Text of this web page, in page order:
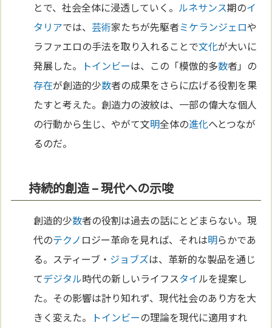
とで、社会全体に浸透していく。 ルネサンス期のイ
タリアでは、芸術家たちが先駆者ミケランジェロや
ラファエロの手法を取り入れることで文化が大いに
発展した。
トインビーは、この「模倣的多数者」の
存在が創造的少数者の成果をさらに広げる役割を果
たすと考えた。創造力の波紋は、一部の偉大な個人
の行動から生じ、やがて文明全体の進化へとつなが
るのだ。
持続的創造 – 現代への示唆
創造的少数者の役割は過去の話にとどまらない。現
代のテクノ ロジー革命を見れば、それは明らかであ
る。スティーブ・ ジョブズは、革新的な製品を通じ
てデジタル時代の新しいライフスタイルを提案し
た。その影響は計り知れず、現代社会のあり方を大
きく変えた。
トインビーの理論を現代に適用すれ